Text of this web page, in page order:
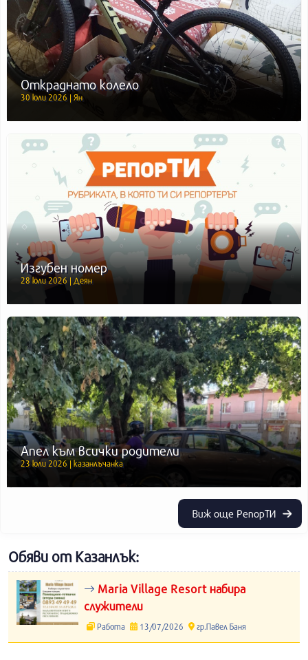
Откраднато колело
30 юли 2026 | Ян
Изгубен номер
28 юли 2026 | Деян
Апел към всички родители
23 юли 2026 | казанлъчанка
Виж още РепорТИ
Обяви от Казанлък:
Maria Village Resort набира
служители
Работа 13/07/2026 гр.Павел Баня